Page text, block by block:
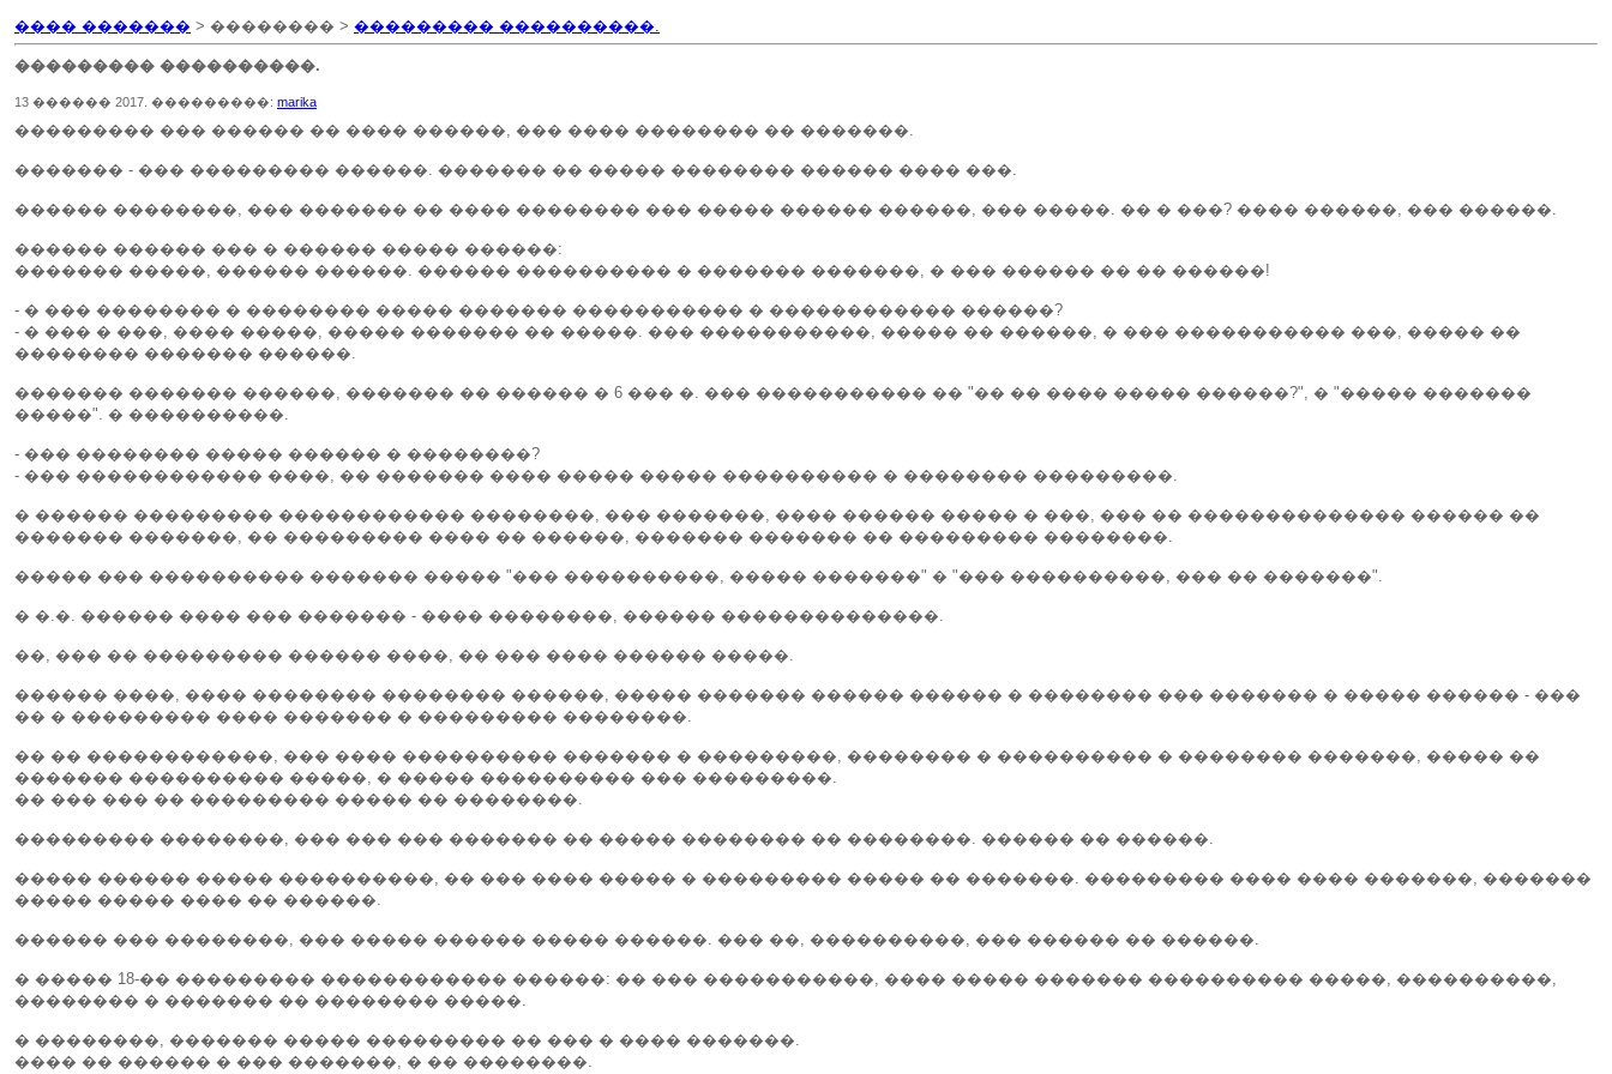
���� ������� > �������� > ��������� ����������.
��������� ����������.
13 ������ 2017. ���������: marika
��������� ��� ������ �� ���� ������, ��� ���� �������� �� �������.
������� - ��� ��������� ������. ������� �� ����� �������� ������ ���� ���.
������ ��������, ��� ������� �� ���� �������� ��� ����� ������ ������, ��� �����. �� � ���? ���� ������, ��� ������.
������ ������ ��� � ������ ����� ������:
������� �����, ������ ������. ������ ���������� � ������� �������, � ��� ������ �� �� ������!
- � ��� �������� � �������� ����� ������� ����������� � ������������ ������?
- � ��� � ���, ���� �����, ����� ������� �� �����. ��� �����������, ����� �� ������, � ��� ����������� ���, ����� ��
�������� ������� ������.
������� ������� ������, ������� �� ������ � 6 ��� �. ��� ����������� �� "�� �� ���� ����� ������?", � "����� �������
�����". � ����������.
- ��� �������� ����� ������ � ��������?
- ��� ������������ ����, �� ������� ���� ����� ����� ���������� � �������� ���������.
� ������ ��������� ������������ ��������, ��� �������, ���� ������ ����� � ���, ��� �� �������������� ������ ��
������� �������, �� ��������� ���� �� ������, ������� ������� �� ��������� ��������.
����� ��� ���������� ������� ����� "��� ����������, ����� �������" � "��� ����������, ��� �� �������".
� �.�. ������ ���� ��� ������� - ���� ��������, ������ ��������������.
��, ��� �� ��������� ������ ����, �� ��� ���� ������ �����.
������ ����, ���� �������� �������� ������, ����� ������� ������ ������ � �������� ��� ������� � ����� ������ - ���
�� � ��������� ���� ������� � ��������� ��������.
�� �� ������������, ��� ���� ���������� ������� � ���������, �������� � ���������� � �������� �������, ����� ��
������� ���������� �����, � ����� ���������� ��� ���������.
�� ��� ��� �� ��������� ����� �� ��������.
��������� ��������, ��� ��� ��� ������� �� ����� �������� �� ��������. ������ �� ������.
����� ������ ����� ����������, �� ��� ���� ����� � ��������� ����� �� �������. ��������� ���� ���� �������, �������
����� ����� ���� �� ������.
������ ��� ��������, ��� ����� ������ ����� ������. ��� ��, ����������, ��� ������ �� ������.
� ����� 18-�� ��������� ������������ ������: �� ��� �����������, ���� ����� ������� ���������� �����, ����������,
�������� � ������� �� �������� �����.
� ��������, ������� ����� ��������� �� ��� � ���� �������.
���� �� ������ � ��� �������, � �� ��������.